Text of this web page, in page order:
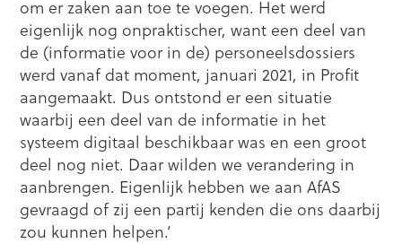
om er zaken aan toe te voegen. Het werd
eigenlijk nog onpraktischer, want een deel van
de (informatie voor in de) personeelsdossiers
werd vanaf dat moment, januari 2021, in Profit
aangemaakt. Dus ontstond er een situatie
waarbij een deel van de informatie in het
systeem digitaal beschikbaar was en een groot
deel nog niet. Daar wilden we verandering in
aanbrengen. Eigenlijk hebben we aan AfAS
gevraagd of zij een partij kenden die ons daarbij
zou kunnen helpen.’